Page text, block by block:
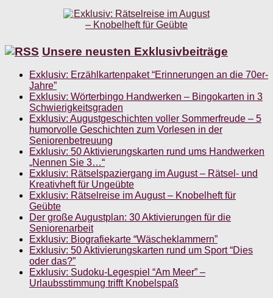
Unsere neusten Exklusivbeiträge
Exklusiv: Erzählkartenpaket “Erinnerungen an die 70er-
Jahre”
Exklusiv: Wörterbingo Handwerken – Bingokarten in 3
Schwierigkeitsgraden
Exklusiv: Augustgeschichten voller Sommerfreude – 5
humorvolle Geschichten zum Vorlesen in der
Seniorenbetreuung
Exklusiv: 50 Aktivierungskarten rund ums Handwerken
„Nennen Sie 3…“
Exklusiv: Rätselspaziergang im August – Rätsel- und
Kreativheft für Ungeübte
Exklusiv: Rätselreise im August – Knobelheft für
Geübte
Der große Augustplan: 30 Aktivierungen für die
Seniorenarbeit
Exklusiv: Biografiekarte “Wäscheklammern”
Exklusiv: 50 Aktivierungskarten rund um Sport “Dies
oder das?”
Exklusiv: Sudoku-Legespiel “Am Meer” –
Urlaubsstimmung trifft Knobelspaß